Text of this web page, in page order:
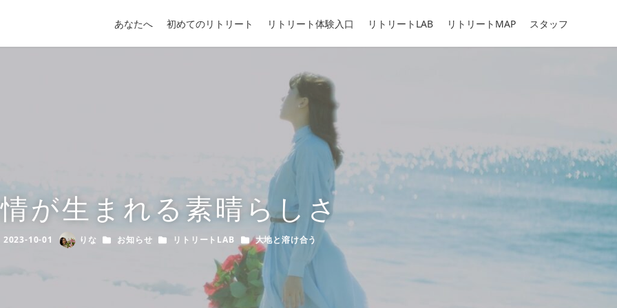
あなたへ 初めてのリトリート リトリート体験入口 リトリートLAB リトリートMAP スタッフ
が生まれる素晴らしさ
2023-10-01
Author
りな カテゴリー
お知らせ カテゴリー
リトリートLAB カテゴリー
大地と溶け合う